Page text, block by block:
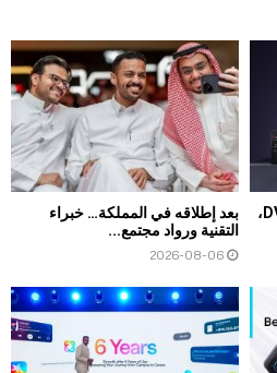
أطلقت Synology جهاز DVA7400،
بعد إطلاقه في المملكة… خبراء
التقنية ورواد مجتمع...
2026-08-06